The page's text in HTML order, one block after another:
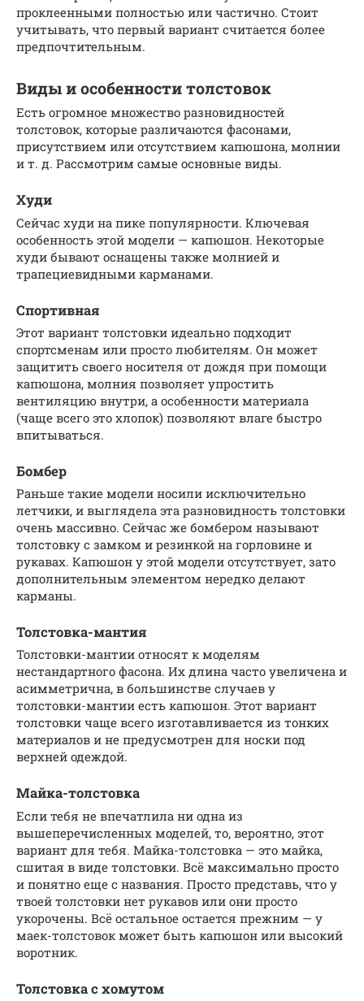
проклеенными полностью или частично. Стоит
учитывать, что первый вариант считается более
предпочтительным.
Виды и особенности толстовок
Есть огромное множество разновидностей
толстовок, которые различаются фасонами,
присутствием или отсутствием капюшона, молнии
и т. д. Рассмотрим самые основные виды.
Худи
Сейчас худи на пике популярности. Ключевая
особенность этой модели — капюшон. Некоторые
худи бывают оснащены также молнией и
трапециевидными карманами.
Спортивная
Этот вариант толстовки идеально подходит
спортсменам или просто любителям. Он может
защитить своего носителя от дождя при помощи
капюшона, молния позволяет упростить
вентиляцию внутри, а особенности материала
(чаще всего это хлопок) позволяют влаге быстро
впитываться.
Бомбер
Раньше такие модели носили исключительно
летчики, и выглядела эта разновидность толстовки
очень массивно. Сейчас же бомбером называют
толстовку с замком и резинкой на горловине и
рукавах. Капюшон у этой модели отсутствует, зато
дополнительным элементом нередко делают
карманы.
Толстовка-мантия
Толстовки-мантии относят к моделям
нестандартного фасона. Их длина часто увеличена и
асимметрична, в большинстве случаев у
толстовки-мантии есть капюшон. Этот вариант
толстовки чаще всего изготавливается из тонких
материалов и не предусмотрен для носки под
верхней одеждой.
Майка-толстовка
Если тебя не впечатлила ни одна из
вышеперечисленных моделей, то, вероятно, этот
вариант для тебя. Майка-толстовка — это майка,
сшитая в виде толстовки. Всё максимально просто
и понятно еще с названия. Просто представь, что у
твоей толстовки нет рукавов или они просто
укорочены. Всё остальное остается прежним — у
маек-толстовок может быть капюшон или высокий
воротник.
Толстовка с хомутом